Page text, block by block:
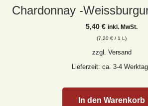
Chardonnay -
5,40 € inkl. MwSt.
(7,20 € / 1 L)
zzgl. Versand
Lieferzeit: ca. 3-4
In den Warenkorb